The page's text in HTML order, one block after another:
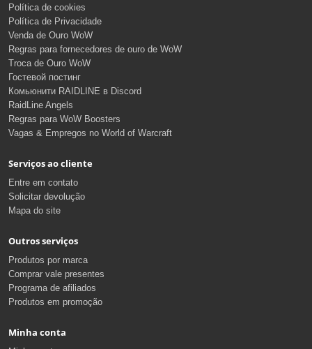
Política de cookies
Política de Privacidade
Venda de Ouro WoW
Regras para fornecedores de ouro de WoW
Troca de Ouro WoW
Гостевой постинг
Комьюнити RAIDLINE в Discord
RaidLine Angels
Regras para WoW Boosters
Vagas & Empregos no World of Warcraft
Serviços ao cliente
Entre em contato
Solicitar devolução
Mapa do site
Outros serviços
Produtos por marca
Comprar vale presentes
Programa de afiliados
Produtos em promoção
Minha conta